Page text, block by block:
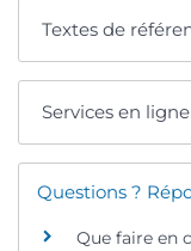
Textes de
Services en
Questions ?
Que faire en